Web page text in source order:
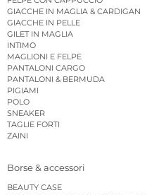
GIACCHE IN MAGLIA & CARDIGAN
GIACCHE IN PELLE
GILET IN MAGLIA
INTIMO
MAGLIONI E FELPE
PANTALONI CARGO
PANTALONI & BERMUDA
PIGIAMI
POLO
SNEAKER
TAGLIE FORTI
ZAINI
Borse & accessori
BEAUTY CASE